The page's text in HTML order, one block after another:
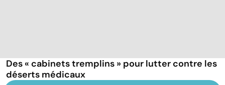
Des « cabinets tremplins » pour lutter contre les
déserts médicaux